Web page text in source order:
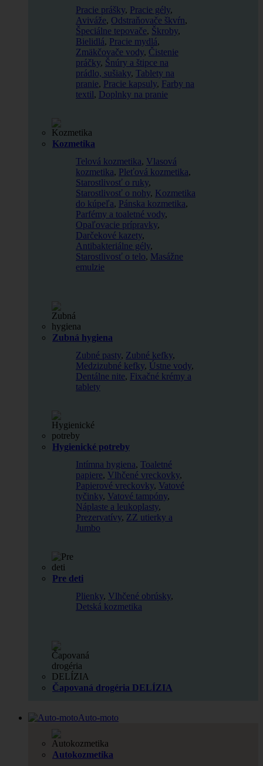
Pracie prášky, Pracie gély,
Aviváže, Odstraňovače škvŕn,
Špeciálne tepovače, Škroby,
Bielidlá, Pracie mydlá,
Zmäkčovače vody, Čistenie
práčky, Šnúry a štipce na
prádlo, sušiaky, Tablety na
pranie, Pracie kapsuly, Farby na
textil, Doplnky na pranie
Kozmetika
Telová kozmetika, Vlasová
kozmetika, Pleťová kozmetika,
Starostlivosť o ruky,
Starostlivosť o nohy, Kozmetika
do kúpeľa, Pánska kozmetika,
Parfémy a toaletné vody,
Opaľovacie prípravky,
Darčekové kazety,
Antibakteriálne gély,
Starostlivosť o telo, Masážne
emulzie
Zubná hygiena
Zubné pasty, Zubné kefky,
Medzizubné kefky, Ústne vody,
Dentálne nite, Fixačné krémy a
tablety
Hygienické potreby
Intímna hygiena, Toaletné
papiere, Vlhčené vreckovky,
Papierové vreckovky, Vatové
tyčinky, Vatové tampóny,
Náplaste a leukoplasty,
Prezervatívy, ZZ utierky a
Jumbo
Pre deti
Plienky, Vlhčené obrúsky,
Detská kozmetika
Čapovaná drogéria DELÍZIA
Auto-moto
Autokozmetika